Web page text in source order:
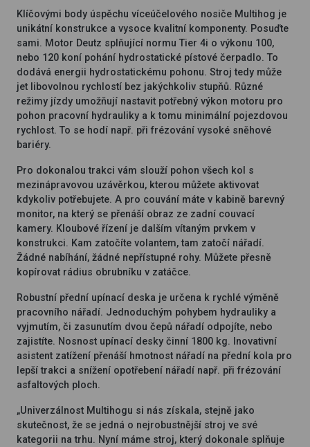
Klíčovými body úspěchu víceúčelového nosiče Multihog je
unikátní konstrukce a vysoce kvalitní komponenty. Posuďte
sami. Motor Deutz splňující normu Tier 4i o výkonu 100,
nebo 120 koní pohání hydrostatické pístové čerpadlo. To
dodává energii hydrostatickému pohonu. Stroj tedy může
jet libovolnou rychlostí bez jakýchkoliv stupňů. Různé
režimy jízdy umožňují nastavit potřebný výkon motoru pro
pohon pracovní hydrauliky a k tomu minimální pojezdovou
rychlost. To se hodí např. při frézování vysoké sněhové
bariéry.
Pro dokonalou trakci vám slouží pohon všech kol s
mezinápravovou uzávěrkou, kterou můžete aktivovat
kdykoliv potřebujete. A pro couvání máte v kabině barevný
monitor, na který se přenáší obraz ze zadní couvací
kamery. Kloubové řízení je dalším vítaným prvkem v
konstrukci. Kam zatočíte volantem, tam zatočí nářadí.
Žádné nabíhání, žádné nepřístupné rohy. Můžete přesně
kopírovat rádius obrubníku v zatáčce.
Robustní přední upínací deska je určena k rychlé výměně
pracovního nářadí. Jednoduchým pohybem hydrauliky a
vyjmutím, či zasunutím dvou čepů nářadí odpojíte, nebo
zajistíte. Nosnost upínací desky činní 1800 kg. Inovativní
asistent zatížení přenáší hmotnost nářadí na přední kola pro
lepší trakci a snížení opotřebení nářadí např. při frézování
asfaltových ploch.
„Univerzálnost Multihogu si nás získala, stejně jako
skutečnost, že se jedná o nejrobustnější stroj ve své
kategorii na trhu. Nyní máme stroj, který dokonale splňuje